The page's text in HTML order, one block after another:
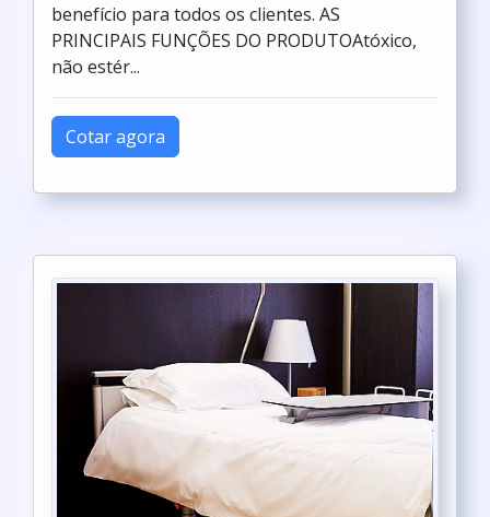
benefício para todos os clientes. AS
PRINCIPAIS FUNÇÕES DO PRODUTOAtóxico,
não estér...
Cotar agora